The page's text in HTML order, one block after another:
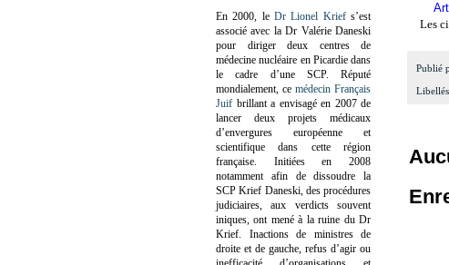
Les
Publié
En 2000, le Dr Lionel Kriefs’est
associé avec la Dr Valérie Daneski
pour diriger deux centres de
médecine nucléaire en Picardie dans
le cadre d’une SCP. Réputé
mondialement, ce médecin Français
Juif brillant a envisagé en 2007 de
lancer deux projets médicaux
d’envergures européenne et
scientifique dans cette région
française. Initiées en 2008
notamment afin de dissoudre la
SCP Krief Daneski, des procédures
judiciaires, aux verdicts souvent
iniques, ont mené à la ruine du Dr
Krief. Inactions de ministres de
droite et de gauche, refus d’agir ou